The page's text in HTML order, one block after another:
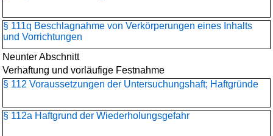
§ 111q Beschlagnahme von Verkörperungen eines Inhalts
und Vorrichtungen
Neunter Abschnitt
Verhaftung und vorläufige Festnahme
§ 112 Voraussetzungen der Untersuchungshaft; Haftgründe
§ 112a Haftgrund der Wiederholungsgefahr